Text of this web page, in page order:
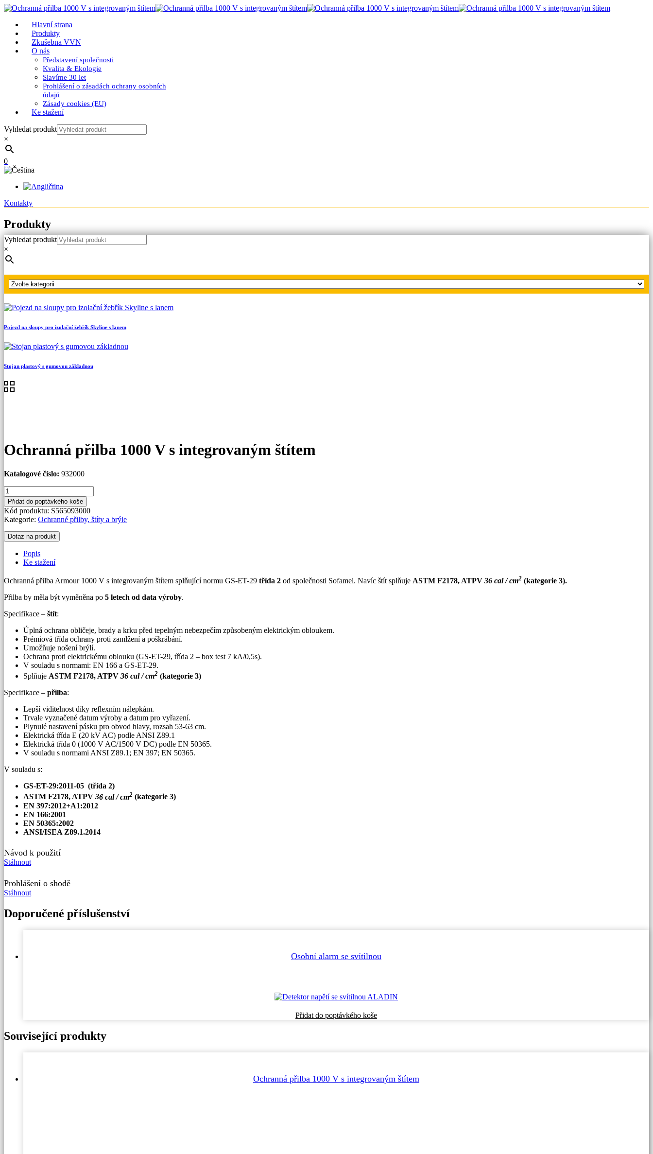
Hlavní strana
Produkty
Zkušebna VVN
O nás
Představení společnosti
Kvalita & Ekologie
Slavíme 30 let
Prohlášení o zásadách ochrany osobních
údajů
Zásady cookies (EU)
Ke stažení
Vyhledat produkt
×
0
Kontakty
Produkty
Hlavní strana
Vyhledat produkt
×
Pojezd na sloupy pro izolační žebřík Skyline s lanem
Stojan plastový s gumovou základnou
Ochranná přilba 1000 V s integrovaným štítem
Katalogové číslo: 932000
Ochranná
přilba
1000
V
s
integrovaným
štítem
množství
Přidat do poptávkého koše
Kód produktu: S565093000
Kategorie: Ochranné přilby, štíty a brýle
Dotaz na produkt
Popis
Ke stažení
Ochranná přilba Armour 1000 V s integrovaným štítem splňující normu GS-ET-29 třída 2 od společnosti Sofamel. Navíc štít splňuje ASTM F2178, ATPV 36 cal / cm2 (kategorie 3).
Přilba by měla být vyměněna po 5 letech od data výroby.
Specifikace – štít:
Úplná ochrana obličeje, brady a krku před tepelným nebezpečím způsobeným elektrickým obloukem.
Prémiová třída ochrany proti zamlžení a poškrábání.
Umožňuje nošení brýlí.
Ochrana proti elektrickému oblouku (GS-ET-29, třída 2 – box test 7 kA/0,5s).
V souladu s normami: EN 166 a GS-ET-29.
Splňuje ASTM F2178, ATPV 36 cal / cm2 (kategorie 3)
Specifikace – přilba:
Lepší viditelnost díky reflexním nálepkám.
Trvale vyznačené datum výroby a datum pro vyřazení.
Plynulé nastavení pásku pro obvod hlavy, rozsah 53-63 cm.
Elektrická třída E (20 kV AC) podle ANSI Z89.1
Elektrická třída 0 (1000 V AC/1500 V DC) podle EN 50365.
V souladu s normami ANSI Z89.1; EN 397; EN 50365.
V souladu s:
GS-ET-29:2011-05 (třída 2)
ASTM F2178, ATPV 36 cal / cm2 (kategorie 3)
EN 397:2012+A1:2012
EN 166:2001
EN 50365:2002
ANSI/ISEA Z89.1.2014
Návod k použití
Stáhnout
Prohlášení o shodě
Stáhnout
Doporučené příslušenství
Osobní alarm se svítilnou
Přidat do poptávkého koše
Související produkty
Ochranná přilba 1000 V s integrovaným štítem